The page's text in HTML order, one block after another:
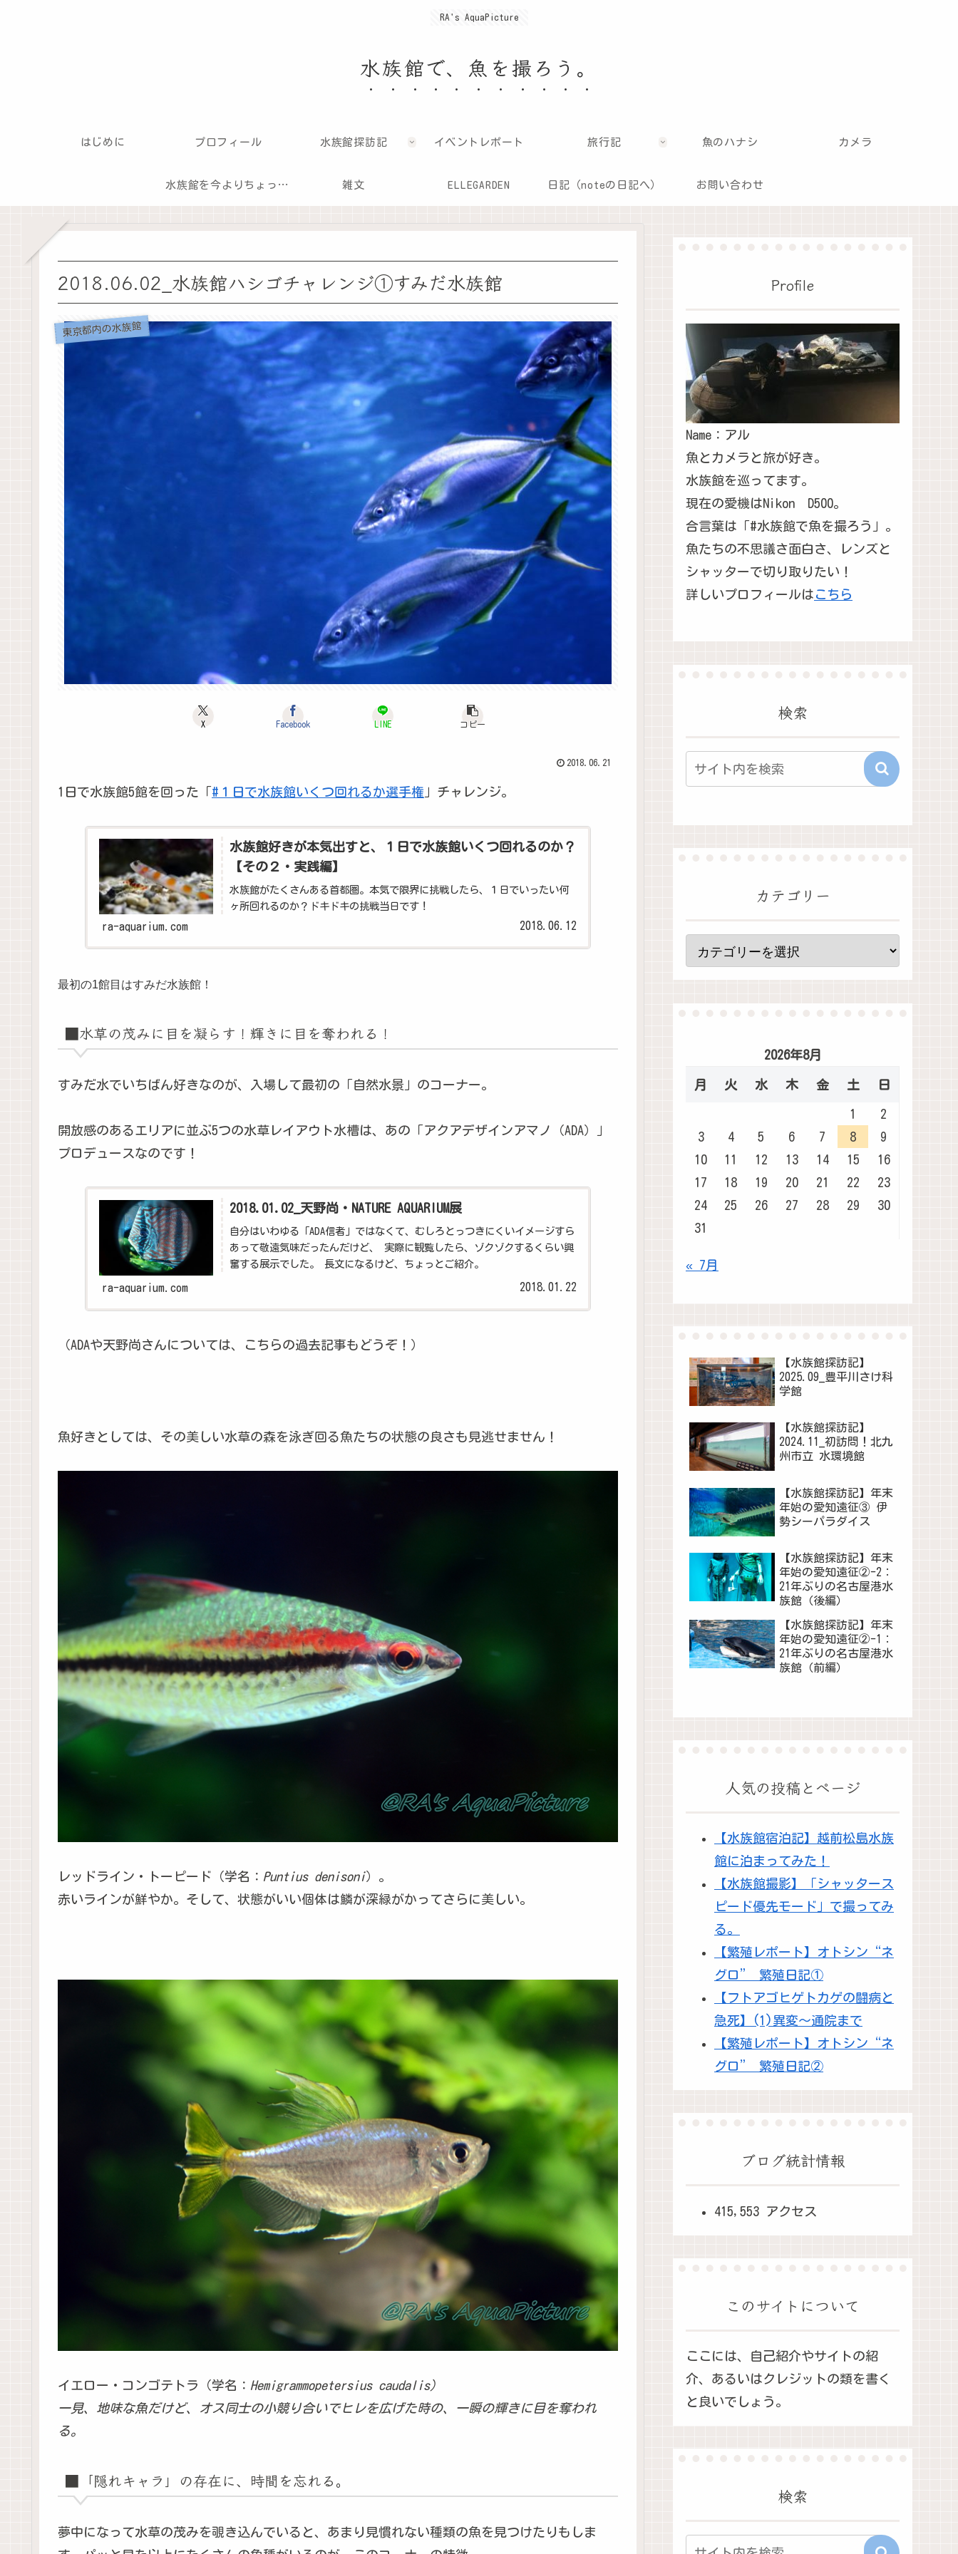
RA's AquaPicture
水族館で、魚を撮ろう。
はじめに プロフィール 水族館探訪記 イベントレポート 旅行記 魚のハナシ カメラ
水族館を今よりちょっとだけ楽しむ方法 雑文 ELLEGARDEN 日記（noteの日記へ） お問い合わせ
2018.06.02_水族館ハシゴチャレンジ①すみだ水族館
東京都内の水族館
X Facebook LINE コピー
2018.06.21
1日で水族館5館を回った「 # １日で水族館いくつ回れるか選手権 」チャレンジ。
水族館好きが本気出すと、１日で水族館いくつ回れるのか？
【その２・実践編】
水族館がたくさんある首都圏。本気で限界に挑戦したら、１日でいったい何
ヶ所回れるのか？ドキドキの挑戦当日です！
ra-aquarium.com 2018.06.12
最初の1館目はすみだ水族館！
■水草の茂みに目を凝らす！輝きに目を奪われる！
すみだ水でいちばん好きなのが、入場して最初の「自然水景」のコーナー。
開放感のあるエリアに並ぶ5つの水草レイアウト水槽は、あの「アクアデザインアマノ（ADA）」
プロデュースなのです！
2018.01.02_天野尚・NATURE AQUARIUM展
自分はいわゆる「ADA信者」ではなくて、むしろとっつきにくいイメージすら
あって敬遠気味だったんだけど、 実際に観覧したら、ゾクゾクするくらい興
奮する展示でした。 長文になるけど、ちょっとご紹介。
ra-aquarium.com 2018.01.22
（ADAや天野尚さんについては、こちらの過去記事もどうぞ！）
魚好きとしては、その美しい水草の森を泳ぎ回る魚たちの状態の良さも見逃せません！
レッドライン・トーピード（学名： Puntius denisoni）。
赤いラインが鮮やか。そして、状態がいい個体は鱗が深緑がかってさらに美しい。
イエロー・コンゴテトラ（学名： Hemigrammopetersius caudalis）
一見、地味な魚だけど、オス同士の小競り合いでヒレを広げた時の、一瞬の輝きに目を奪われ
る。
■「隠れキャラ」の存在に、時間を忘れる。
夢中になって水草の茂みを覗き込んでいると、あまり見慣れない種類の魚を見つけたりもしま
Profile
Name：アル
魚とカメラと旅が好き。
水族館を巡ってます。
現在の愛機はNikon D500。
合言葉は「#水族館で魚を撮ろう」。
魚たちの不思議さ面白さ、レンズと
シャッターで切り取りたい！
詳しいプロフィールは こちら
検索
カテゴリー
2026年8月
月 火 水 木 金 土 日
1
2
3
4 5 6 7 8
9
10
11 12 13 14 15
16
17
18 19 20 21 22
23
24
25 26 27 28 29
30
31
« 7月
【水族館探訪記】
2025.09_豊平川さけ科
学館
【水族館探訪記】
2024.11_初訪問！北九
州市立 水環境館
【水族館探訪記】年末
年始の愛知遠征③ 伊
勢シーパラダイス
【水族館探訪記】年末
年始の愛知遠征②-2：
21年ぶりの名古屋港水
族館（後編）
【水族館探訪記】年末
年始の愛知遠征②-1：
21年ぶりの名古屋港水
族館（前編）
人気の投稿とページ
【水族館宿泊記】越前松島水族
館に泊まってみた！
【水族館撮影】「シャッタース
ピード優先モード」で撮ってみ
る。
【繁殖レポート】オトシン“ネ
グロ” 繁殖日記①
【フトアゴヒゲトカゲの闘病と
急死】(1)異変～通院まで
【繁殖レポート】オトシン“ネ
グロ” 繁殖日記②
ブログ統計情報
415,553 アクセス
このサイトについて
ここには、自己紹介やサイトの紹
介、あるいはクレジットの類を書く
と良いでしょう。
検索